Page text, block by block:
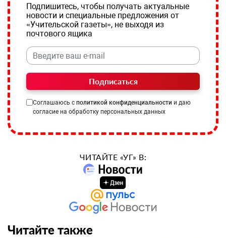
Подпишитесь, чтобы получать актуальные
новости и специальные предложения от
«Учительской газеты», не выходя из
почтового ящика
Подписаться
Соглашаюсь с политикой конфиденциальности и даю
согласие на обработку персональных данных
ЧИТАЙТЕ «УГ» В:
Читайте также